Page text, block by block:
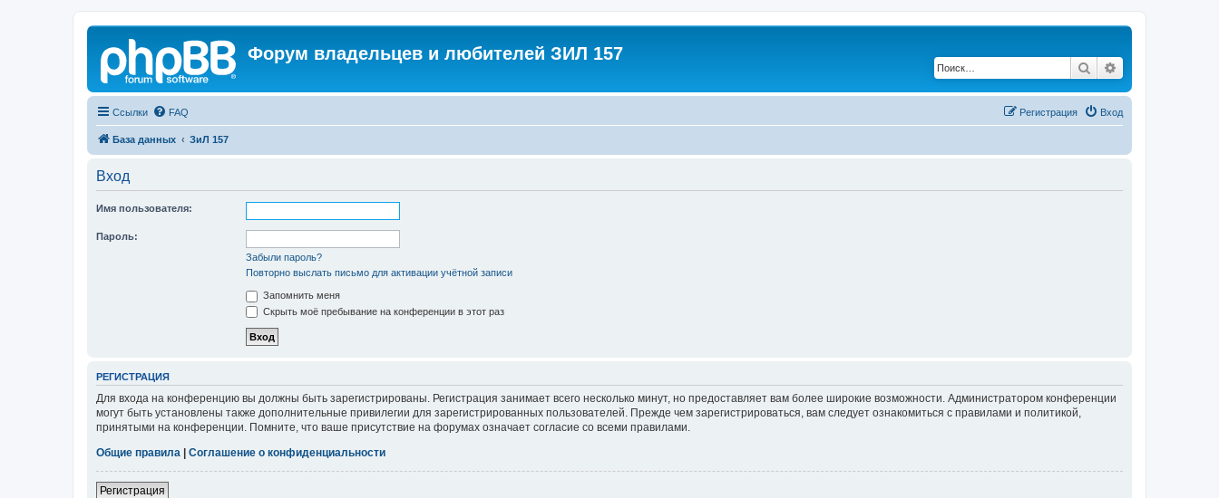
Форум владельцев и любителей ЗИЛ 157
Поиск
Ссылки FAQ Вход
Регистрация
База данных ЗиЛ 157
Вход
Имя пользователя:
Пароль:
Забыли пароль?
Повторно выслать письмо для активации учётной записи
Запомнить меня
Скрыть моё пребывание на конференции в этот раз
РЕГИСТРАЦИЯ
Для входа на конференцию вы должны быть зарегистрированы. Регистрация занимает всего несколько минут, но предоставляет вам более широкие возможности. Администратором конференции
могут быть установлены также дополнительные привилегии для зарегистрированных пользователей. Прежде чем зарегистрироваться, вам следует ознакомиться с правилами и политикой,
принятыми на конференции. Помните, что ваше присутствие на форумах означает согласие со всеми правилами.
Общие правила | Соглашение о конфиденциальности
Регистрация